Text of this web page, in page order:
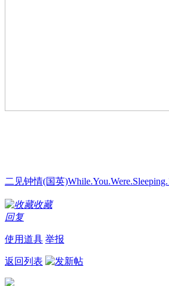
二见钟情(国英
收藏
回复
使用道具 举报
返回列表